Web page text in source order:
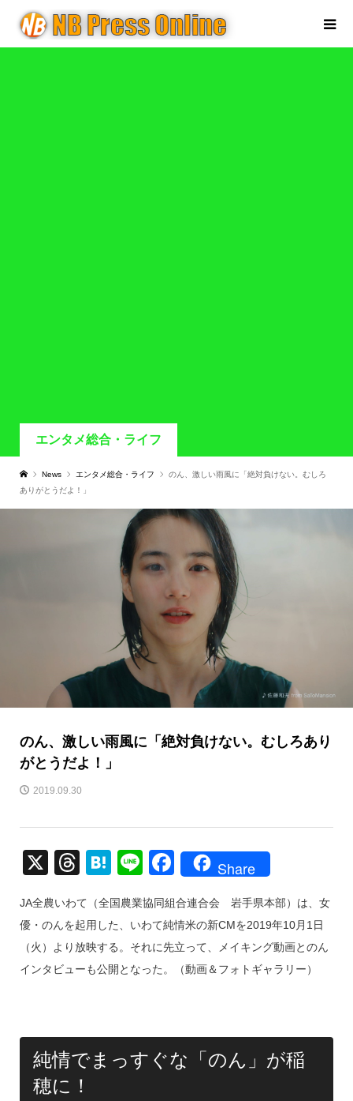
エンタメ総合・ライフ
News エンタメ総合・ライフ
のん、激しい雨風に「絶対負けない。むしろ
ありがとうだよ！」
のん、激しい雨風に「絶対負けない。むしろあり
がとうだよ！」
2019.09.30
X
T
e
a
d
H
e
n
a
Li
e
F
c
e
b
k
Share
JA全農いわて（全国農業協同組合連合会 岩手県本部）は、女
優・のんを起用した、いわて純情米の新CMを2019年10月1日
（火）より放映する。それに先立って、メイキング動画とのん
インタビューも公開となった。（動画＆フォトギャラリー）
純情でまっすぐな「のん」が稲
穂に！